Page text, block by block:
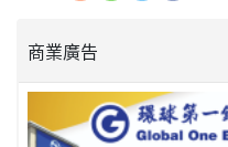
商業廣告